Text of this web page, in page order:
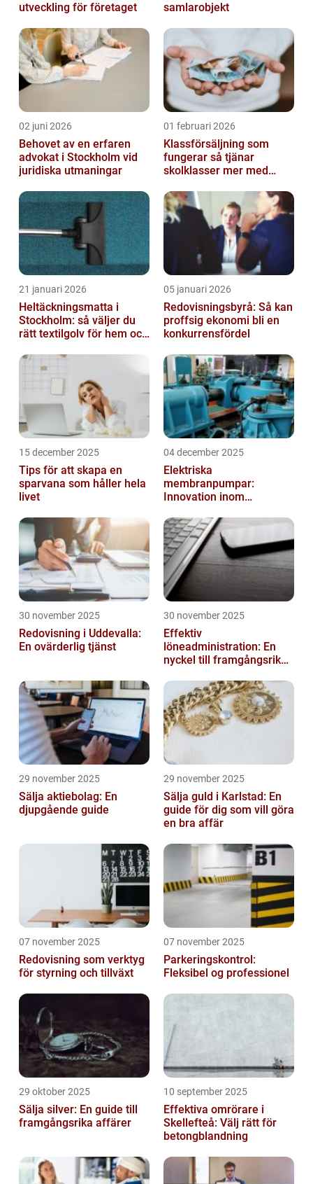
utveckling för företaget
samlarobjekt
02 juni 2026
Behovet av en erfaren
advokat i Stockholm vid
juridiska utmaningar
01 februari 2026
Klassförsäljning som
fungerar så tjänar
skolklasser mer med
21 januari 2026
Heltäckningsmatta i
Stockholm: så väljer du
rätt textilgolv för hem och
05 januari 2026
Redovisningsbyrå: Så kan
proffsig ekonomi bli en
konkurrensfördel
15 december 2025
Tips för att skapa en
sparvana som håller hela
livet
04 december 2025
Elektriska
membranpumpar:
Innovation inom
30 november 2025
Redovisning i Uddevalla:
En ovärderlig tjänst
30 november 2025
Effektiv
löneadministration: En
nyckel till framgångsrika
29 november 2025
Sälja aktiebolag: En
djupgående guide
29 november 2025
Sälja guld i Karlstad: En
guide för dig som vill göra
en bra affär
07 november 2025
Redovisning som verktyg
för styrning och tillväxt
07 november 2025
Parkeringskontrol:
Fleksibel og professionel
29 oktober 2025
Sälja silver: En guide till
framgångsrika affärer
10 september 2025
Effektiva omrörare i
Skellefteå: Välj rätt för
betongblandning